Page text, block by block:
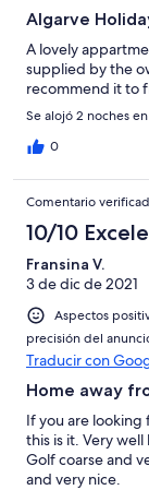
Algarve
A lovely
supplied by the
recommend it to
Se alojó 2 noches
0
Comentario
10/10
Fransina V.
3 de dic de 2021
Aspectos
precisión del
Traducir con
Home away
If you are
this is it. Very
Golf coarse and
and very nice.